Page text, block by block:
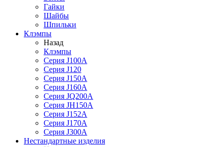
Гайки
Шайбы
Шпильки
Клэмпы
Назад
Клэмпы
Серия J100A
Серия J120
Серия J150A
Серия J160A
Серия JQ200A
Серия JH150A
Серия J152A
Серия J170A
Серия J300A
Нестандартные изделия